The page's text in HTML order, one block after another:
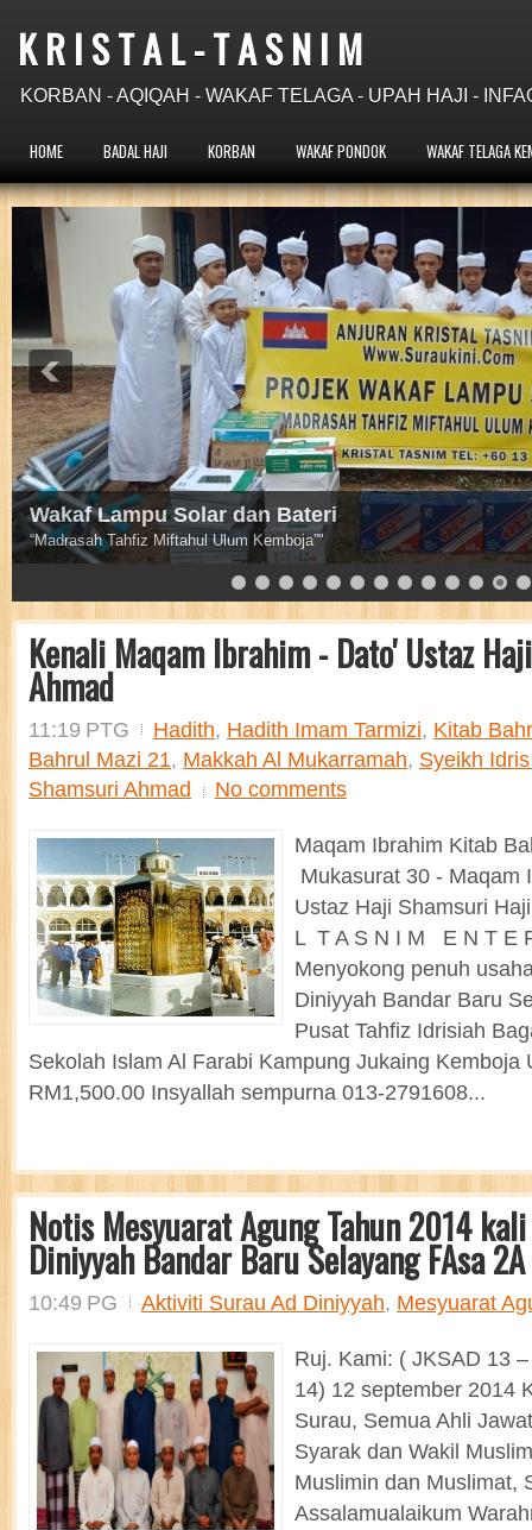
K R I S T A L - T A S N I M
KORBAN - AQIQAH - WAKAF TELAGA - UPAH HAJI -
HOME BADAL HAJI KORBAN WAKAF PONDOK WAKAF TELAGA
Insya Allah Sempurna
Pendaftaran dibuka sekarang , hubungi 013 755 7011
Kenali Maqam Ibrahim - Dato' Ustaz
Ahmad
11:19 PTG Hadith, Hadith Imam Tarmizi, Kitab
Bahrul Mazi 21, Makkah Al Mukarramah, Syeikh
Shamsuri Ahmad
No comments
Maqam Ibrahim Kitab
Mukasurat 30 - Maqam
Ustaz Haji Shamsuri
L T A S N I M E N T E
Menyokong penuh
Diniyyah Bandar Baru
Pusat Tahfiz Idrisiah
Sekolah Islam Al Farabi Kampung Jukaing Kemboja
RM1,500.00 Insyallah sempurna 013-2791608...
Notis Mesyuarat Agung Tahun 2014
Diniyyah Bandar Baru Selayang FAsa 2A
10:49 PG Aktiviti Surau Ad Diniyyah, Mesyuarat
Ruj. Kami: ( JKSAD 13
14) 12 september 2014
Surau, Semua Ahli
Syarak dan Wakil
Muslimin dan Muslimat,
Assalamualaikum